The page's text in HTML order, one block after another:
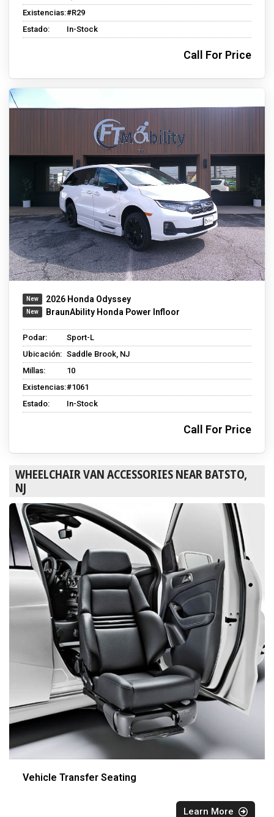
Existencias:#R29
Estado:
In-Stock
Call For Price
2026 Honda Odyssey
BraunAbility Honda Power Infloor
Podar:
Sport-L
Ubicación: Saddle Brook, NJ
Millas:
10
Existencias:#1061
Estado:
In-Stock
Call For Price
WHEELCHAIR VAN ACCESSORIES NEAR BATSTO,
NJ
Vehicle Transfer Seating
Learn More